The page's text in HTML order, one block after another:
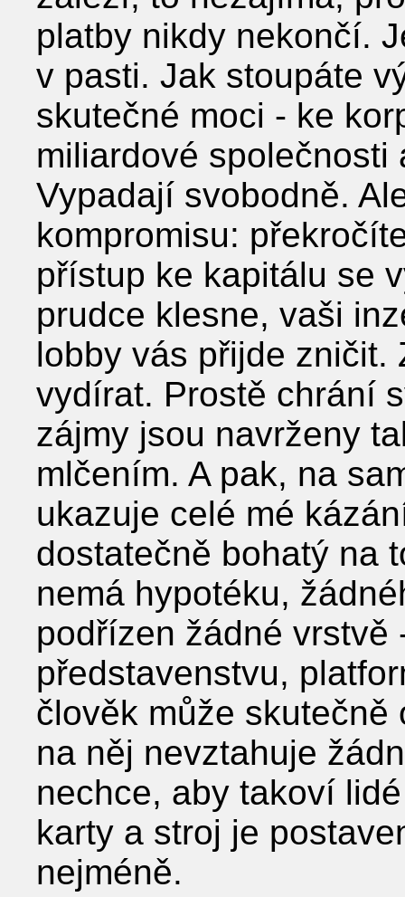
platby nikdy nekončí.
v pasti. Jak stoupáte
skutečné moci - ke
miliardové
Vypadají svobodně.
kompromisu:
přístup ke kapitálu se
prudce klesne, vaši
lobby vás přijde zničit.
vydírat. Prostě chrání
zájmy jsou navrženy
mlčením. A pak, na
ukazuje celé mé
dostatečně bohatý na
nemá hypotéku,
podřízen žádné vrstvě
představenstvu,
člověk může
na něj nevztahuje
nechce, aby takoví
karty a stroj je
nejméně.